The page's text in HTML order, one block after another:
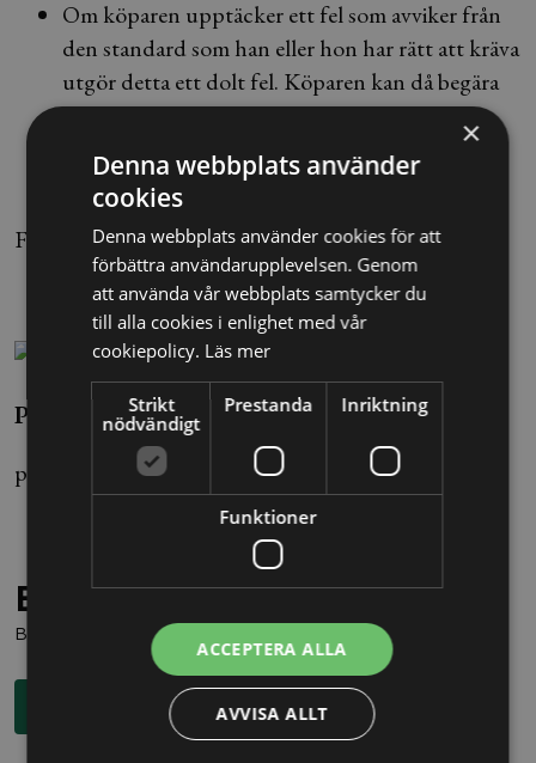
Om köparen upptäcker ett fel som avviker från
den standard som han eller hon har rätt att kräva
utgör detta ett dolt fel. Köparen kan då begära
ett avdrag på köpeskillingen så att beloppet
bättre motsvarar den standard fastigheten
egentligen haft.
Foto: Henrik Montgomery/TT
Pinak Chakraborty
pinak.chakraborty@alltomjuridik.se
Behöver du juridisk hjälp?
Boka en kostnadsfri konsultation direkt via knappen nedan.
Boka rådgivning
×
Denna webbplats använder
cookies
Denna webbplats använder cookies för att
förbättra användarupplevelsen. Genom
att använda vår webbplats samtycker du
till alla cookies i enlighet med vår
cookiepolicy. Läs mer
Strikt
nödvändigt
Prestanda Inriktning
Funktioner
ACCEPTERA ALLA
AVVISA ALLT